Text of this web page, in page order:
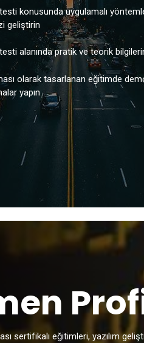
konusunda uygulamalı
geliştirin
alanında pratik ve teorik
olarak tasarlanan eğitimde
yapın
sertifikalı eğitimleri, yazılım